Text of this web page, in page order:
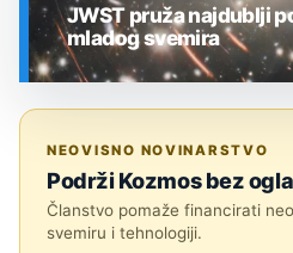
JWST pruža najdublji
mladog svemira
NEOVISNO NOVINARSTVO
Podrži Kozmos bez
Članstvo pomaže financirati
svemiru i tehnologiji.